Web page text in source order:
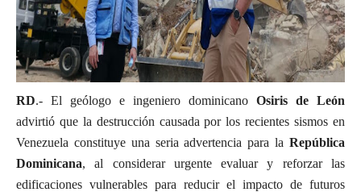
RD.- El geólogo e ingeniero dominicano Osiris de León
advirtió que la destrucción causada por los recientes sismos en
Venezuela constituye una seria advertencia para la República
Dominicana, al considerar urgente evaluar y reforzar las
edificaciones vulnerables para reducir el impacto de futuros